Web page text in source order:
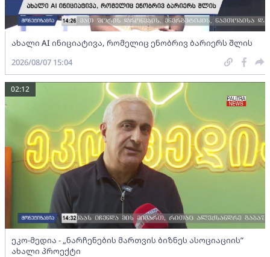
ახალი AI ინიციატივა, რომელიც ენობრივ ბარიერს შლის
2026/08/07 15:04
ეკო-მედია - „ნარჩენების მართვის ბიზნეს ასოციაციის”
ახალი პროექტი
02:12